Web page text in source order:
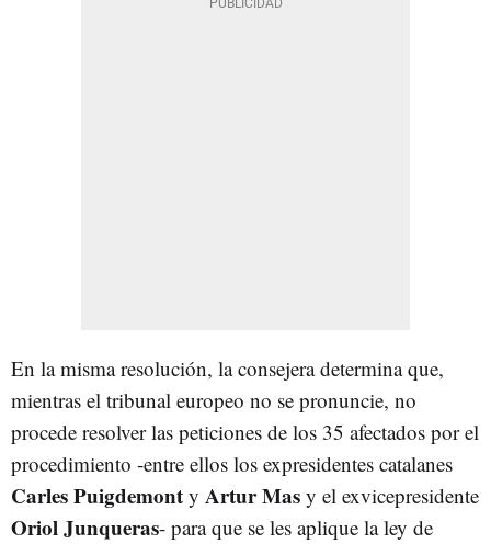
En la misma resolución, la consejera determina que,
mientras el tribunal europeo no se pronuncie, no
procede resolver las peticiones de los 35 afectados por el
procedimiento -entre ellos los expresidentes catalanes
Carles Puigdemont y Artur Mas y el exvicepresidente
Oriol Junqueras- para que se les aplique la ley de